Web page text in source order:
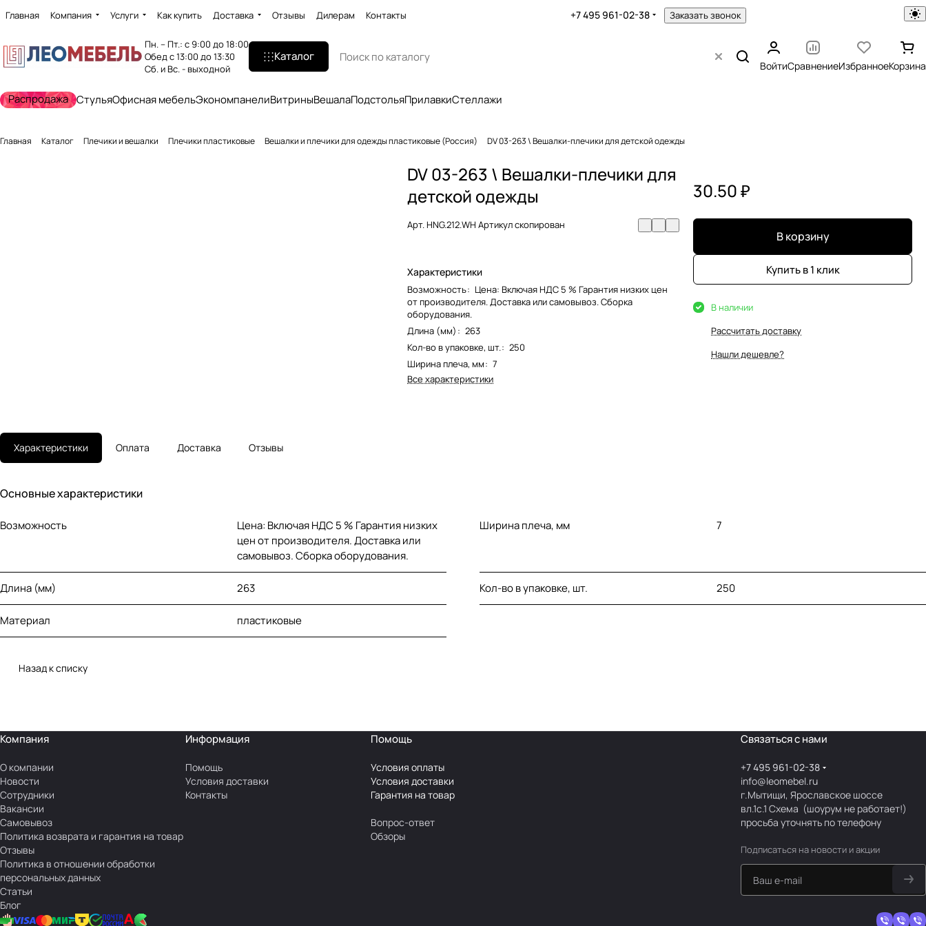
Главная Компания Услуги Как купить Доставка Отзывы Дилерам Контакты +7 495 961-02-38 Заказать звонок
Пн. – Пт.: с 9:00 до 18:00
Обед с 13:00 до 13:30
Сб. и Вс. - выходной
Каталог
ВойтиСравнениеИзбранноеКорзина
Распродажа СтульяОфисная мебельЭкономпанелиВитриныВешалаПодстольяПрилавкиСтеллажи
Главная Каталог Плечики и вешалки Плечики пластиковые Вешалки и плечики для одежды пластиковые (Россия) DV 03-263 \ Вешалки-плечики для детской одежды
DV 03-263 \ Вешалки-плечики для
детской одежды
Арт.HNG.212.WH Артикул скопирован
Характеристики
Возможность: Цена: Включая НДС 5 % Гарантия низких цен
от производителя. Доставка или самовывоз. Сборка
оборудования.
Длина (мм) : 263
Кол-во в упаковке, шт.: 250
Ширина плеча, мм: 7
Все характеристики
30.50 ₽
В корзину
Купить в 1 клик
В наличии
Рассчитать доставку
Нашли дешевле?
Характеристики Оплата Доставка Отзывы
Основные характеристики
Возможность
Цена: Включая НДС 5 % Гарантия низких
цен от производителя. Доставка или
самовывоз. Сборка оборудования.
Ширина плеча, мм 7
Длина (мм) 263 Кол-во в упаковке, шт. 250
Материал пластиковые
Назад к списку
Компания
О компании
Новости
Сотрудники
Вакансии
Самовывоз
Политика возврата и гарантия на товар
Отзывы
Политика в отношении обработки
персональных данных
Статьи
Блог
Информация
Помощь
Условия доставки
Контакты
Помощь
Условия оплаты
Условия доставки
Гарантия на товар
Вопрос-ответ
Обзоры
Связаться с нами
+7 495 961-02-38
info@leomebel.ru
г.Мытищи, Ярославское шоссе
вл.1с.1Схема (шоурум не работает!)
просьба уточнять по телефону
Подписаться на новости и акции